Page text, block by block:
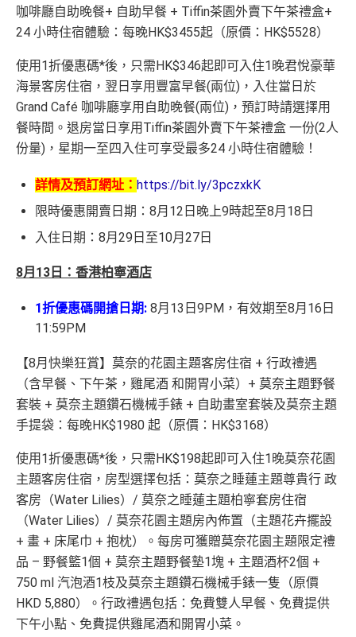
咖啡廳自助晚餐+ 自助早餐 + Tiffin茶園外賣下午茶禮盒+
24 小時住宿體驗：每晚HK$3455起（原價：HK$5528）
使用1折優惠碼*後，只需HK$346起即可入住1晚君悅豪華
海景客房住宿，翌日享用豐富早餐(兩位)，入住當日於
Grand Café 咖啡廳享用自助晚餐(兩位)，預訂時請選擇用
餐時間。退房當日享用Tiffin茶園外賣下午茶禮盒 一份(2人
份量)，星期一至四入住可享受最多24 小時住宿體驗！
詳情及預訂網址： https://bit.ly/3pczxkK
限時優惠開賣日期：8月12日晚上9時起至8月18日
入住日期：8月29日至10月27日
8月13日：香港柏寧酒店
1折優惠碼開搶日期: 8月13日9PM，有效期至8月16日
11:59PM
【8月快樂狂賞】莫奈的花園主題客房住宿 + 行政禮遇
（含早餐、下午茶，雞尾酒 和開胃小菜）+ 莫奈主題野餐
套裝 + 莫奈主題鑽石機械手錶 + 自助畫室套裝及莫奈主題
手提袋：每晚HK$1980 起（原價：HK$3168）
使用1折優惠碼*後，只需HK$198起即可入住1晚莫奈花園
主題客房住宿，房型選擇包括：莫奈之睡蓮主題尊貴行 政
客房（Water Lilies）/ 莫奈之睡蓮主題柏寧套房住宿
（Water Lilies）/ 莫奈花園主題房內佈置（主題花卉擺設
+ 畫 + 床尾巾 + 抱枕）。每房可獲贈莫奈花園主題限定禮
品 – 野餐籃1個 + 莫奈主題野餐墊1塊 + 主題酒杯2個 +
750 ml 汽泡酒1枝及莫奈主題鑽石機械手錶一隻（原價
HKD 5,880）。行政禮遇包括：免費雙人早餐、免費提供
下午小點、免費提供雞尾酒和開胃小菜。